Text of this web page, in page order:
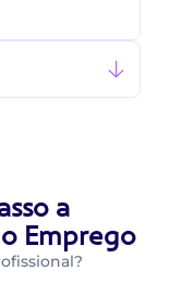
a
Emprego